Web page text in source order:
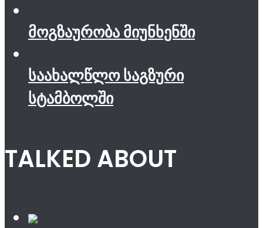
მოგზაურობა მიუნხენში
საახალწლო საგზური
სტამბოლში
TALKED ABOUT